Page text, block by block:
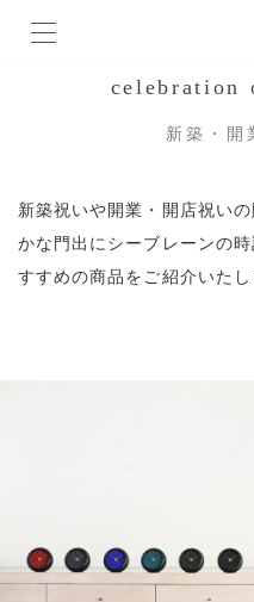
celebration
新築・開
新築祝いや開業・開店祝い
かな門出にシーブレーンの
すすめの商品をご紹介いたし